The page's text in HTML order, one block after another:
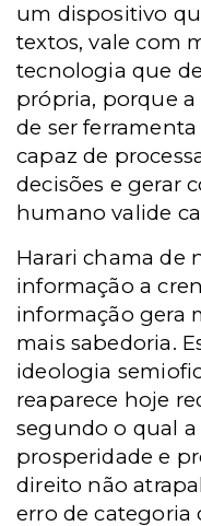
um dispositivo
textos, vale com
tecnologia que
própria, porque a
de ser
capaz de
decisões e gerar
humano valide
Harari chama de
informação a
informação gera
mais sabedoria.
ideologia
reaparece hoje
segundo o qual a
prosperidade e
direito não
erro de categoria